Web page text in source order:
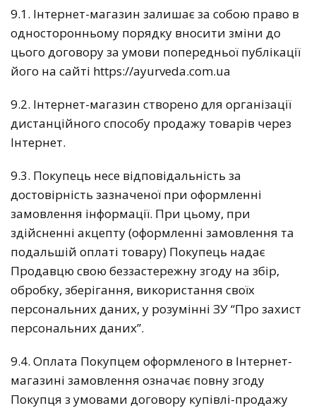
9.1. Інтернет-магазин залишає за собою право в
односторонньому порядку вносити зміни до
цього договору за умови попередньої публікації
його на сайті https://ayurveda.com.ua
9.2. Інтернет-магазин створено для організації
дистанційного способу продажу товарів через
Інтернет.
9.3. Покупець несе відповідальність за
достовірність зазначеної при оформленні
замовлення інформації. При цьому, при
здійсненні акцепту (оформленні замовлення та
подальшій оплаті товару) Покупець надає
Продавцю свою беззастережну згоду на збір,
обробку, зберігання, використання своїх
персональних даних, у розумінні ЗУ “Про захист
персональних даних”.
9.4. Оплата Покупцем оформленого в Інтернет-
магазині замовлення означає повну згоду
Покупця з умовами договору купівлі-продажу